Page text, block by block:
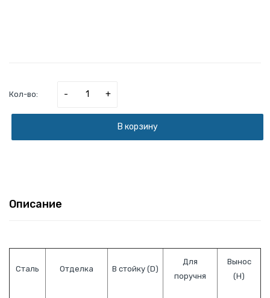
Кол-во: - +
В корзину
Описание
Сталь Отделка В стойку (D)
Для
поручня
Вынос
(H)